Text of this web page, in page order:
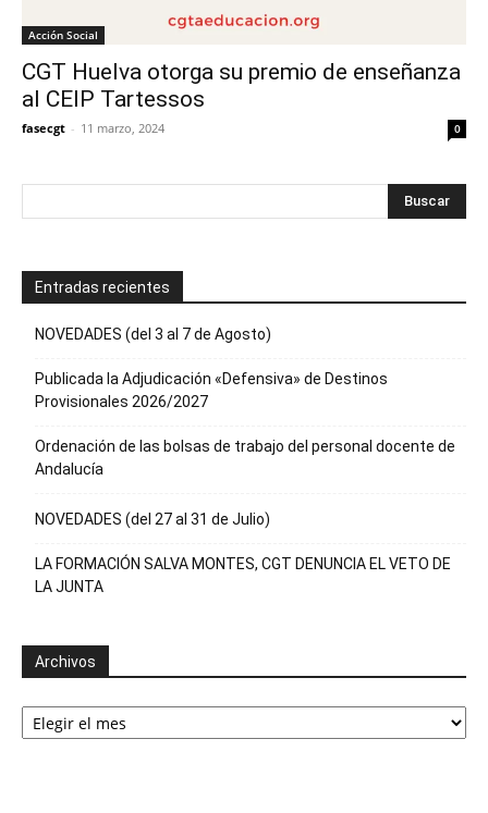
Acción Social
CGT Huelva otorga su premio de enseñanza
al CEIP Tartessos
fasecgt - 11 marzo, 2024 0
Entradas recientes
NOVEDADES (del 3 al 7 de Agosto)
Publicada la Adjudicación «Defensiva» de Destinos
Provisionales 2026/2027
Ordenación de las bolsas de trabajo del personal docente de
Andalucía
NOVEDADES (del 27 al 31 de Julio)
LA FORMACIÓN SALVA MONTES, CGT DENUNCIA EL VETO DE
LA JUNTA
Archivos
Archivos